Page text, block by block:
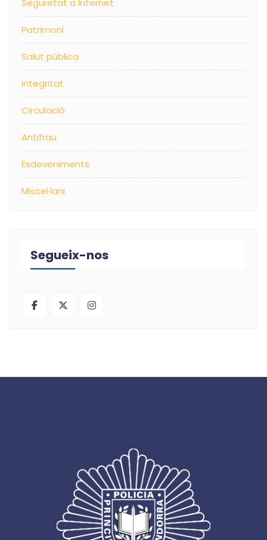
Seguretat a Internet
Patrimoni
Salut pública
Integritat
Circulació
Antifrau
Esdeveniments
Miscel·lani
Segueix-nos